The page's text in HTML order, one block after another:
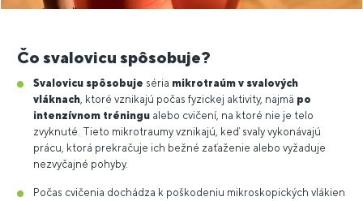
Čo svalovicu spôsobuje?
Svalovicu spôsobuje séria mikrotraúm v svalových
vláknach , ktoré vznikajú počas fyzickej aktivity, najmä po
intenzívnom tréningu alebo cvičení, na ktoré nie je telo
zvyknuté. Tieto mikrotraumy vznikajú, keď svaly vykonávajú
prácu, ktorá prekračuje ich bežné zaťaženie alebo vyžaduje
nezvyčajné pohyby.
Počas cvičenia dochádza k poškodeniu mikroskopických vlákien